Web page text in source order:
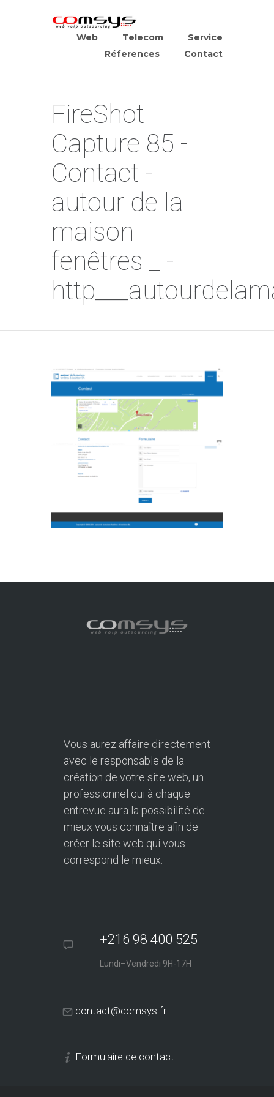
Web Telecom
Service
Réferences
Contact
FireShot
Capture 85 -
Contact -
autour de la
maison
fenêtres _ -
Vous aurez affaire directement
avec le responsable de la
création de votre site web, un
professionnel qui à chaque
entrevue aura la possibilité de
mieux vous connaître afin de
créer le site web qui vous
correspond le mieux.
+216 98 400 525
Lundi–Vendredi 9H-17H
contact@comsys.fr
Formulaire de contact